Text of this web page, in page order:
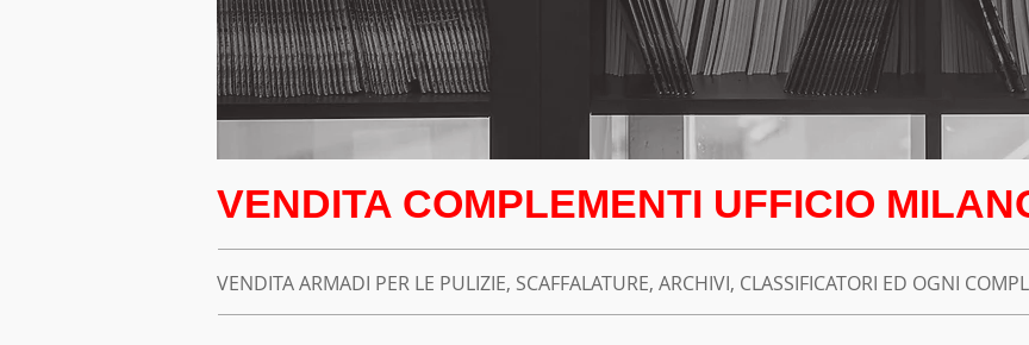
VENDITA COMPLEMENTI UFFICIO
VENDITA ARMADI PER LE PULIZIE, SCAFFALATURE, ARCHIVI, CLASSIFICATORI ED OGNI